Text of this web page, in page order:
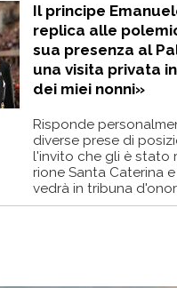
Il principe
replica alle
sua presenza al
una visita privata
dei miei nonni»
Risponde
diverse prese di
l'invito che gli è stato
rione Santa Caterina
vedrà in tribuna